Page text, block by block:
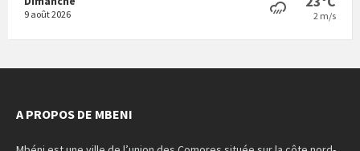
9 août 2026 2 m/s
A PROPOS DE MBENI